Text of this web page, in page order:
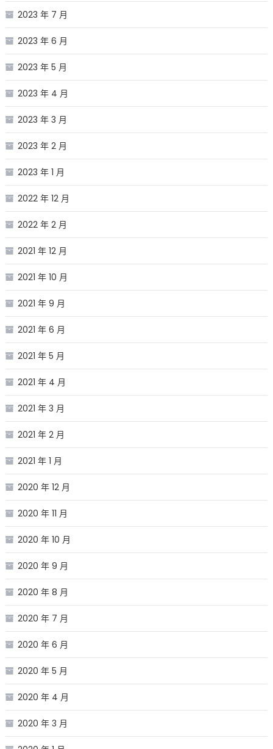
2023 年 7 月
2023 年 6 月
2023 年 5 月
2023 年 4 月
2023 年 3 月
2023 年 2 月
2023 年 1 月
2022 年 12 月
2022 年 2 月
2021 年 12 月
2021 年 10 月
2021 年 9 月
2021 年 6 月
2021 年 5 月
2021 年 4 月
2021 年 3 月
2021 年 2 月
2021 年 1 月
2020 年 12 月
2020 年 11 月
2020 年 10 月
2020 年 9 月
2020 年 8 月
2020 年 7 月
2020 年 6 月
2020 年 5 月
2020 年 4 月
2020 年 3 月